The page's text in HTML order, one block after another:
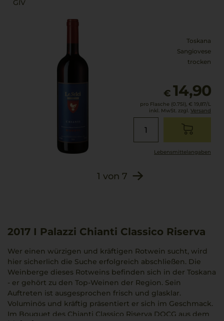
GIV
Toskana
Sangiovese
trocken
€ 14,90
pro Flasche (0.75l), € 19,87/L
inkl. MwSt. zzgl. Versand
Lebensmittel­angaben
1 von 7
2017 I Palazzi Chianti Classico Riserva
Wer einen würzigen und kräftigen Rotwein sucht, wird
hier sicherlich die Suche erfolgreich abschließen. Die
Weinberge dieses Rotweins befinden sich in der Toskana
- er gehört zu den Top-Weinen der Region. Sein
Auftreten ist ausgesprochen frisch und glasklar.
Voluminös und kräftig präsentiert er sich im Geschmack.
Im Bouquet des Chianti Classico Riserva DOCG aus dem